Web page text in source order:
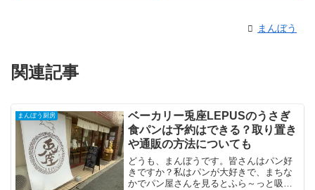
まんぼう
関連記事
まんぼう厨房
ベーカリー兎座LEPUSのうさぎ
食パンは予約はできる？取り置き
や通販の方法についても
どうも、まんぼうです。皆さんはパン好
きですか？私はパンが大好きで、まちな
かでパン屋さんを見るとふら～っと吸い